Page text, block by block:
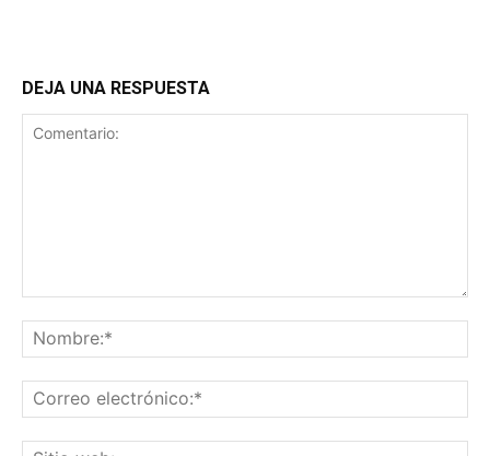
DEJA UNA RESPUESTA